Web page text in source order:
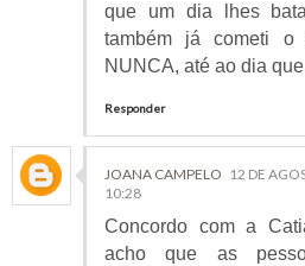
que um dia lhes
também já cometi o
NUNCA, até ao dia
Responder
JOANA CAMPELO 12 DE
10:28
Concordo com a
acho que as